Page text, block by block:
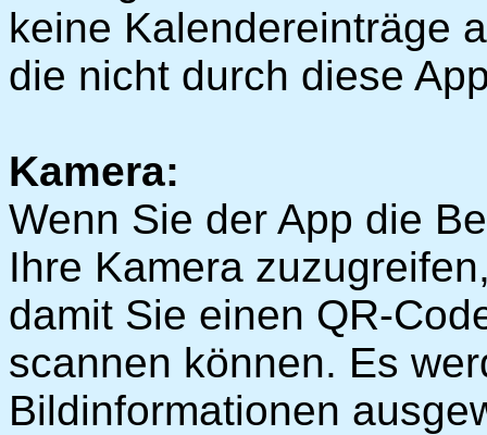
keine Kalendereinträge
die nicht durch diese
Kamera:
Wenn Sie der App die
Ihre Kamera
damit Sie einen QR-
scannen können. Es
Bildinformationen